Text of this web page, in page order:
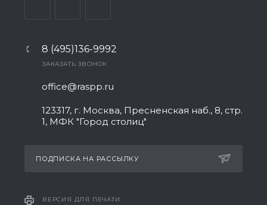
8 (495)136-9992
ЗАКАЗАТЬ ЗВОНОК
office@raspp.ru
123317, г. Москва, Пресненская наб., 8, стр.
1, МФК "Город столиц"
ПОДПИСКА НА РАССЫЛКУ
ВЕРСИЯ ДЛЯ ПЕЧАТИ